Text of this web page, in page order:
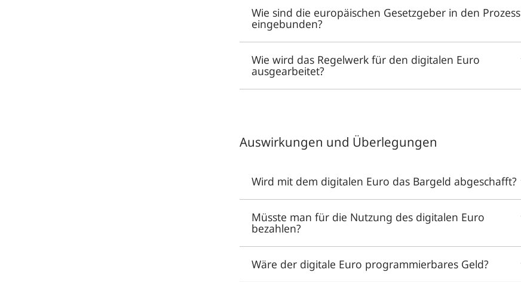
Wie sind die europäischen Gesetzgeber in den Prozess
eingebunden?
Wie wird das Regelwerk für den digitalen Euro
ausgearbeitet?
Auswirkungen und Überlegungen
Wird mit dem digitalen Euro das Bargeld abgeschafft?
Müsste man für die Nutzung des digitalen Euro
bezahlen?
Wäre der digitale Euro programmierbares Geld?